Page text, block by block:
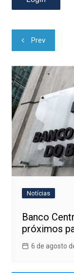
Navegação
de
Post
Prev
Notícias
Banco
próximos
6 de agosto